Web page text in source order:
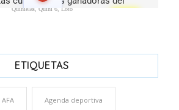
Quinielas, Quini 6, Loto
ETIQUETAS
AFA Agenda deportiva